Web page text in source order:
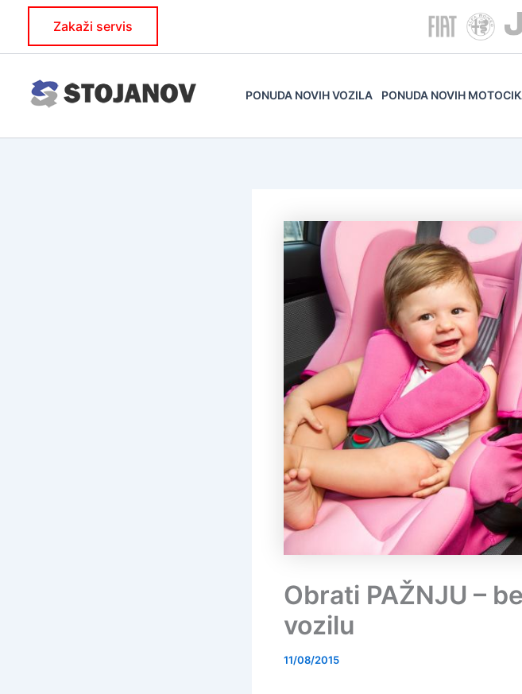
content
Zakaži servis
PONUDA NOVIH VOZILA PONUDA NOVIH
Obrati PAŽNJU –
vozilu
11/08/2015